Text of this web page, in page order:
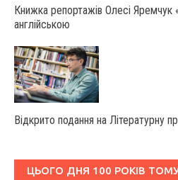
Книжка репортажів Олесі Яремчук
англійською
Відкрито подання на Літературну
ЦЬОГО ДНЯ 100 РОКІВ